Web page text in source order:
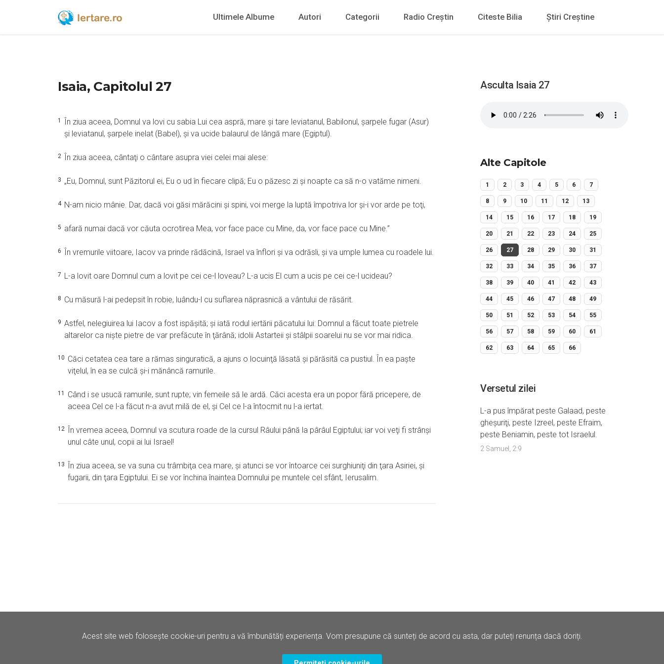
Ultimele Albume Autori Categorii Radio Creștin Citeste Bilia Știri Creștine
Isaia, Capitolul 27
1
În ziua aceea, Domnul va lovi cu sabia Lui cea aspră, mare şi tare leviatanul, Babilonul, şarpele fugar (Asur)
şi leviatanul, şarpele inelat (Babel), şi va ucide balaurul de lângă mare (Egiptul).
2 În ziua aceea, cântaţi o cântare asupra viei celei mai alese:
3 „Eu, Domnul, sunt Păzitorul ei, Eu o ud în fiecare clipă; Eu o păzesc zi şi noapte ca să n-o vatăme nimeni.
4 N-am nicio mânie. Dar, dacă voi găsi mărăcini şi spini, voi merge la luptă împotriva lor şi-i vor arde pe toţi,
5 afară numai dacă vor căuta ocrotirea Mea, vor face pace cu Mine, da, vor face pace cu Mine.”
6 În vremurile viitoare, Iacov va prinde rădăcină, Israel va înflori şi va odrăsli, şi va umple lumea cu roadele lui.
7 L-a lovit oare Domnul cum a lovit pe cei ce-l loveau? L-a ucis El cum a ucis pe cei ce-l ucideau?
8 Cu măsură l-ai pedepsit în robie, luându-l cu suflarea năprasnică a vântului de răsărit.
9 Astfel, nelegiuirea lui Iacov a fost ispăşită; şi iată rodul iertării păcatului lui: Domnul a făcut toate pietrele
altarelor ca nişte pietre de var prefăcute în ţărână; idolii Astarteii şi stâlpii soarelui nu se vor mai ridica.
10 Căci cetatea cea tare a rămas singuratică, a ajuns o locuinţă lăsată şi părăsită ca pustiul. În ea paşte
viţelul, în ea se culcă şi-i mănâncă ramurile.
11 Când i se usucă ramurile, sunt rupte; vin femeile să le ardă. Căci acesta era un popor fără pricepere, de
aceea Cel ce l-a făcut n-a avut milă de el, şi Cel ce l-a întocmit nu l-a iertat.
12 În vremea aceea, Domnul va scutura roade de la cursul Râului până la pârâul Egiptului; iar voi veţi fi strânşi
unul câte unul, copii ai lui Israel!
13
În ziua aceea, se va suna cu trâmbiţa cea mare, şi atunci se vor întoarce cei surghiuniţi din ţara Asiriei, şi
fugarii, din ţara Egiptului. Ei se vor închina înaintea Domnului pe muntele cel sfânt, Ierusalim.
Asculta Isaia 27
Alte Capitole
1 2 3 4 5 6 7
8 9 10 11 12 13
14 15 16 17 18 19
20 21 22 23 24 25
26 27 28 29 30 31
32 33 34 35 36 37
38 39 40 41 42 43
44 45 46 47 48 49
50 51 52 53 54 55
56 57 58 59 60 61
62 63 64 65 66
Versetul zilei
L-a pus împărat peste Galaad, peste
gheşuriţi, peste Izreel, peste Efraim,
peste Beniamin, peste tot Israelul.
2 Samuel, 2:9
Acest site web folosește cookie-uri pentru a vă îmbunătăți experiența. Vom presupune că sunteți de acord cu asta, dar puteți renunța dacă doriți.